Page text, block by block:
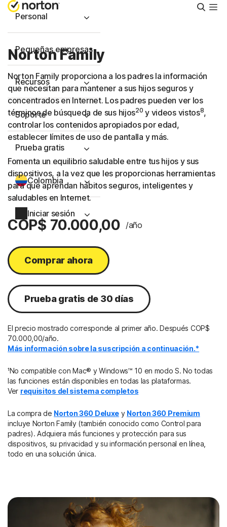
Personal
Pequeñas empresas
Recursos
Soporte
Prueba gratis
Colombia
Iniciar sesión
Norton Family
Norton Family proporciona a los padres la información
que necesitan para mantener a sus hijos seguros y
concentrados en Internet. Los padres pueden ver los
términos de búsqueda de sus hijos20 y videos vistos8,
controlar los contenidos apropiados por edad,
establecer límites de uso de pantalla y más.
Fomenta un equilibrio saludable entre tus hijos y sus
dispositivos, a la vez que les proporcionas herramientas
para que aprendan hábitos seguros, inteligentes y
saludables en Internet.
COP$ 70.000,00 /año
Comprar ahora
Prueba gratis de 30 días
El precio mostrado corresponde al primer año. Después COP$
70.000,00/año.
Más información sobre la suscripción a continuación.*
¹No compatible con Mac® y Windows™ 10 en modo S. No todas
las funciones están disponibles en todas las plataformas.
Ver requisitos del sistema completos
La compra de Norton 360 Deluxe y Norton 360 Premium
incluye Norton Family (también conocido como Control para
padres). Adquiera más funciones y protección para sus
dispositivos, su privacidad y su información personal en línea,
todo en una solución única.